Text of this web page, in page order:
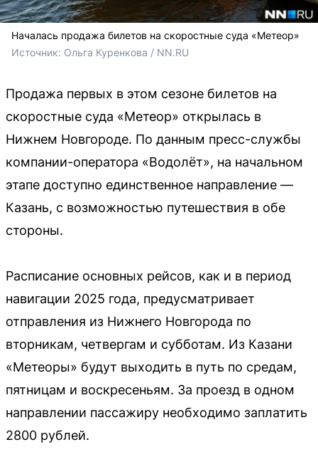
Началась продажа билетов на скоростные суда «Метеор»
Источник: Ольга Куренкова / NN.RU
Продажа первых в этом сезоне билетов на
скоростные суда «Метеор» открылась в
Нижнем Новгороде. По данным пресс-службы
компании-оператора «Водолёт», на начальном
этапе доступно единственное направление —
Казань, с возможностью путешествия в обе
стороны.
Расписание основных рейсов, как и в период
навигации 2025 года, предусматривает
отправления из Нижнего Новгорода по
вторникам, четвергам и субботам. Из Казани
«Метеоры» будут выходить в путь по средам,
пятницам и воскресеньям. За проезд в одном
направлении пассажиру необходимо заплатить
2800 рублей.